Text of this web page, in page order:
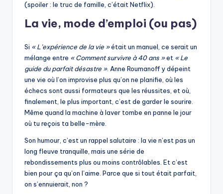
(spoiler : le truc de famille, c’était Netflix).
La vie, mode d’emploi (ou pas)
Si « L’expérience de la vie »était un manuel, ce serait un
mélange entre « Comment survivre à 40 ans »et « Le
guide du parfait désastre ». Anne Roumanoff y dépeint
une vie où l’on improvise plus qu’on ne planifie, où les
échecs sont aussi formateurs que les réussites, et où,
finalement, le plus important, c’est de garder le sourire.
Même quand la machine à laver tombe en panne le jour
où tu reçois ta belle-mère.
Son humour, c’est un rappel salutaire : la vie n’est pas un
long fleuve tranquille, mais une série de
rebondissements plus ou moins contrôlables. Et c’est
bien pour ça qu’on l’aime. Parce que si tout était parfait,
on s’ennuierait, non ?